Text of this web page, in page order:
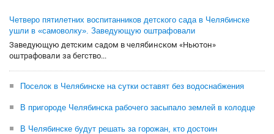
Четверо пятилетних воспитанников детского сада в Челябинске
ушли в «самоволку». Заведующую оштрафовали
Заведующую детским садом в челябинском «Ньютон»
оштрафовали за бегство...
Поселок в Челябинске на сутки оставят без водоснабжения
В пригороде Челябинска рабочего засыпало землей в колодце
В Челябинске будут решать за горожан, кто достоин